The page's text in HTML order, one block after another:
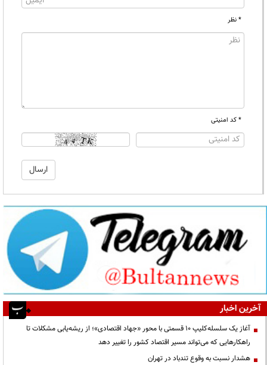
* نظر
* کد امنیتی
آخرین اخبار
آغاز یک سلسله‌کلیپ ۱۰ قسمتی با محور «جهاد اقتصادی»؛ از ریشه‌یابی مشکلات تا
راهکارهایی که می‌تواند مسیر اقتصاد کشور را تغییر دهد
هشدار نسبت به وقوع تندباد در تهران